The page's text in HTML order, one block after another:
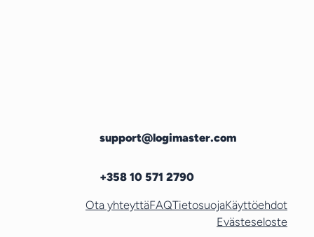
support@logimaster.com
+358 10 571 2790
Ota yhteyttäFAQTietosuojaKäyttöehdot
Evästeseloste